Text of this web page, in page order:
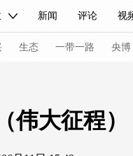
新闻 评论 视
联播+ 中国领导人 央
栏目大全 节目单 听音
English Монгол
生态 一带一路 央博
伟大征程）